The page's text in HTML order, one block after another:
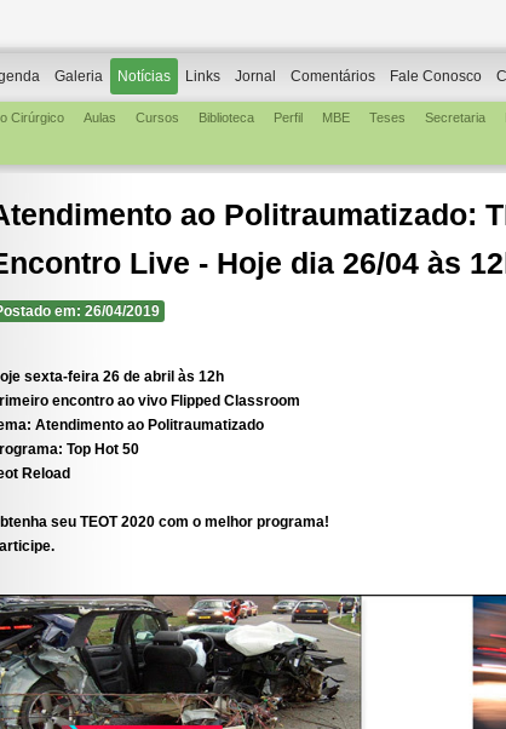
Galeria Notícias Links Jornal Comentários Fale Conosco
Cirúrgico Aulas Cursos Biblioteca Perfil MBE Teses Secretaria
ao Politraumatizado:
Live - Hoje dia 26/04 às
em: 26/04/2019
sexta-feira 26 de abril às 12h
encontro ao vivo Flipped Classroom
Atendimento ao Politraumatizado
Top Hot 50
Reload
seu TEOT 2020 com o melhor programa!